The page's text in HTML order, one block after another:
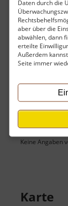
Daten durch die
aber über die
abwählen, dann
erteilte
Außerdem
Seite immer
Um
hier
Eintritt
Der Eintritt ist
Keine Angaben
Karte